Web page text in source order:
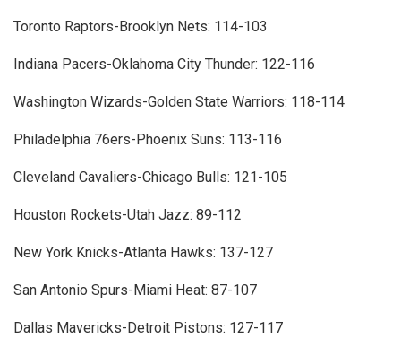
Toronto Raptors-Brooklyn Nets: 114-103
Indiana Pacers-Oklahoma City Thunder: 122-116
Washington Wizards-Golden State Warriors: 118-114
Philadelphia 76ers-Phoenix Suns: 113-116
Cleveland Cavaliers-Chicago Bulls: 121-105
Houston Rockets-Utah Jazz: 89-112
New York Knicks-Atlanta Hawks: 137-127
San Antonio Spurs-Miami Heat: 87-107
Dallas Mavericks-Detroit Pistons: 127-117